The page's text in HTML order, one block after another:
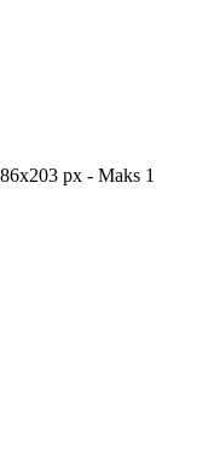
px - Maks 1